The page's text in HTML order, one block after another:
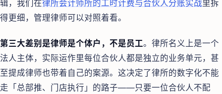
辑，我们在律所会计师所的工时计费与合伙人分账实战里拆
得更细，管理律师可以对照着看。
第三大差别是律师是个体户，不是员工。律所名义上是一个
法人主体，实际运作里每位合伙人都是独立的业务单元，甚
至提成律师也带着自己的案源。这决定了律所的数字化不能
走「总部推、门店执行」的路子——只要一位合伙人不配